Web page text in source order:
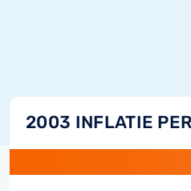
2003 INFLATIE